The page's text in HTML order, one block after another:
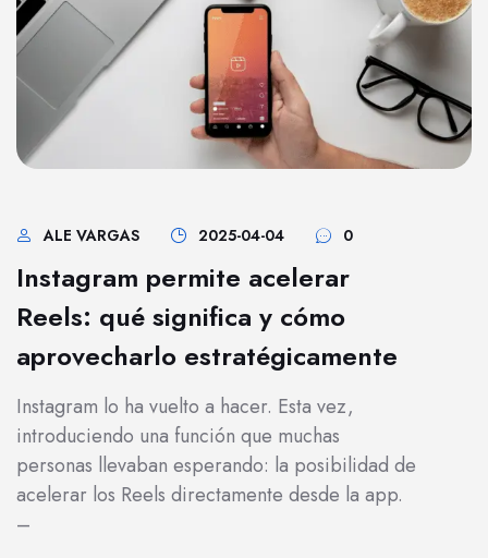
ALE VARGAS 2025-04-04 0
Instagram permite acelerar
Reels: qué significa y cómo
aprovecharlo estratégicamente
Instagram lo ha vuelto a hacer. Esta vez,
introduciendo una función que muchas
personas llevaban esperando: la posibilidad de
acelerar los Reels directamente desde la app.
–